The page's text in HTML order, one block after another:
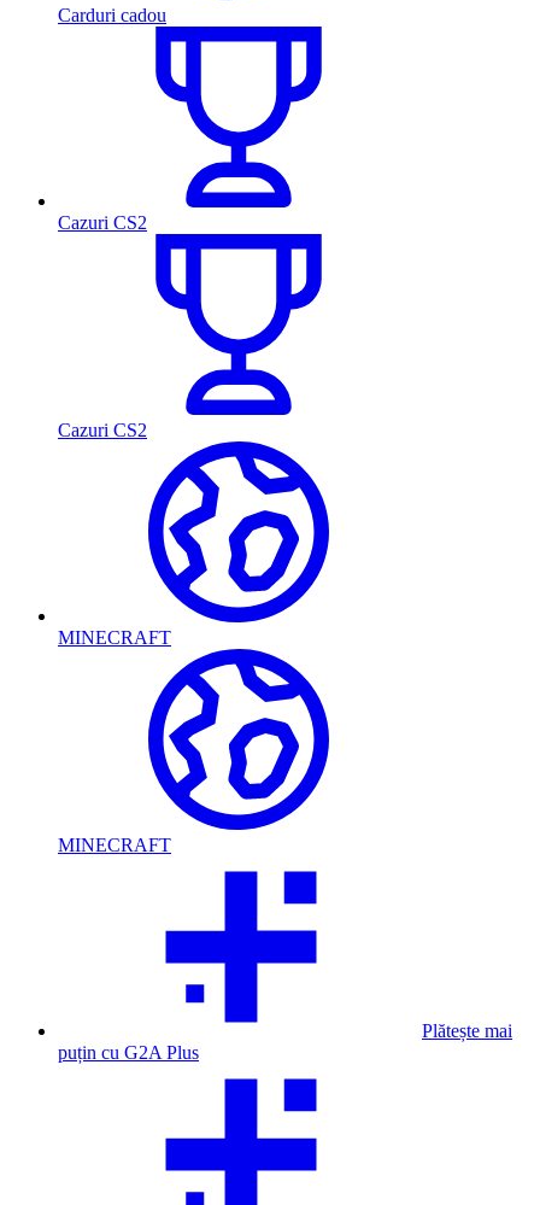
Carduri cadou
Cazuri CS2
Cazuri CS2
MINECRAFT
MINECRAFT
Plătește mai
puțin cu G2A Plus